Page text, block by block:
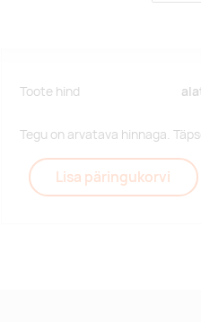
Toote hind
Tegu on arvatava hinnaga.
Lisa päringukorvi